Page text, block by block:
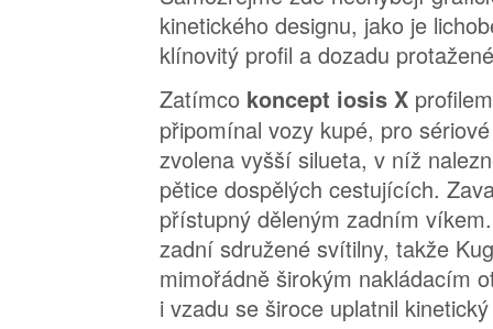
kinetického designu, jako je
klínovitý profil a dozadu
Zatímco koncept iosis X
připomínal vozy kupé, pro
zvolena vyšší silueta, v níž
pětice dospělých cestujících.
přístupný děleným zadním
zadní sdružené svítilny, takže
mimořádně širokým nakládacím
i vzadu se široce uplatnil